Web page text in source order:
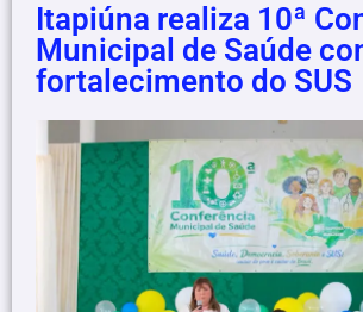
Itapiúna realiza 10ª
Municipal de Saúde
fortalecimento do SUS